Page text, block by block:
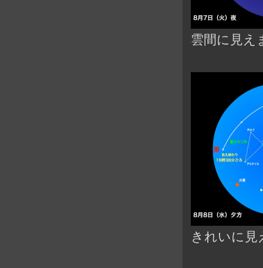
雲間に見え
きれいに見